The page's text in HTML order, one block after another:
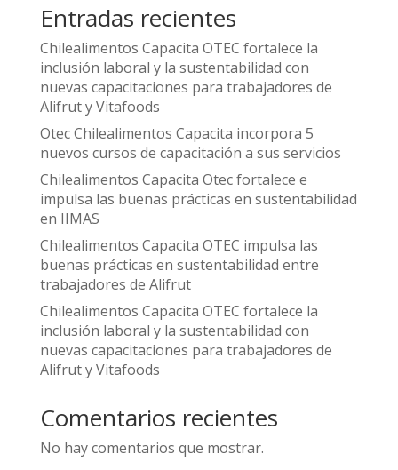
Entradas recientes
Chilealimentos Capacita OTEC fortalece la
inclusión laboral y la sustentabilidad con
nuevas capacitaciones para trabajadores de
Alifrut y Vitafoods
Otec Chilealimentos Capacita incorpora 5
nuevos cursos de capacitación a sus servicios
Chilealimentos Capacita Otec fortalece e
impulsa las buenas prácticas en sustentabilidad
en IIMAS
Chilealimentos Capacita OTEC impulsa las
buenas prácticas en sustentabilidad entre
trabajadores de Alifrut
Chilealimentos Capacita OTEC fortalece la
inclusión laboral y la sustentabilidad con
nuevas capacitaciones para trabajadores de
Alifrut y Vitafoods
Comentarios recientes
No hay comentarios que mostrar.